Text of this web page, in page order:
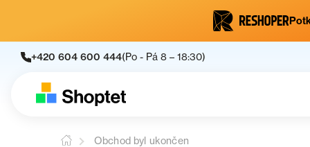
+420 604 600 444(Po - Pá 8 – 18:30)
Obchod byl ukončen